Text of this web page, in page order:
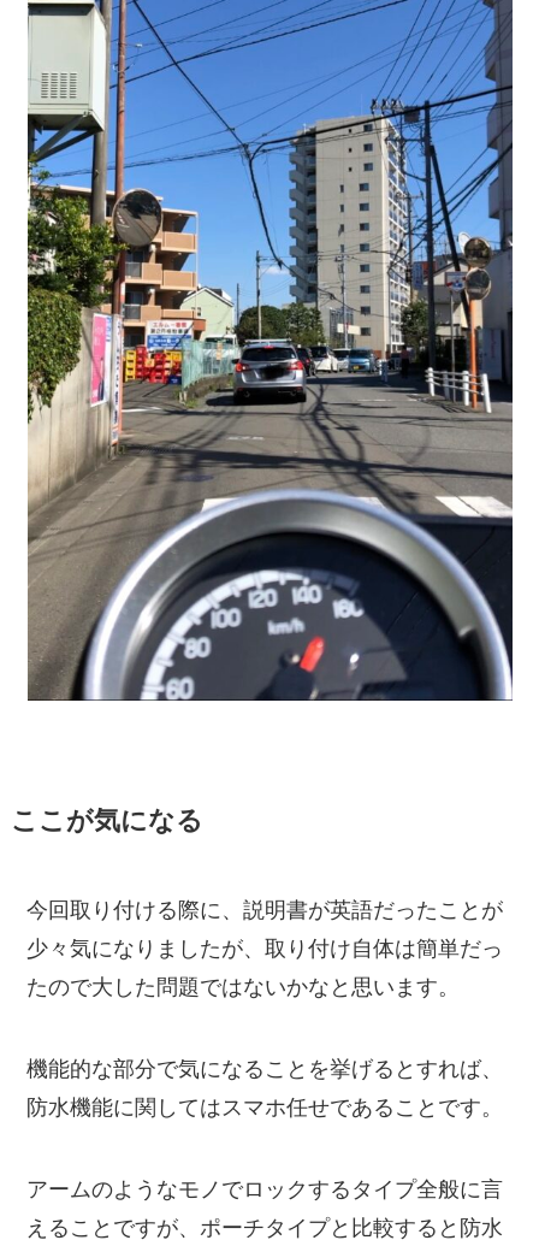
ここが気になる
今回取り付ける際に、説明書が英語だったことが
少々気になりましたが、取り付け自体は簡単だっ
たので大した問題ではないかなと思います。
機能的な部分で気になることを挙げるとすれば、
防水機能に関してはスマホ任せであることです。
アームのようなモノでロックするタイプ全般に言
えることですが、ポーチタイプと比較すると防水